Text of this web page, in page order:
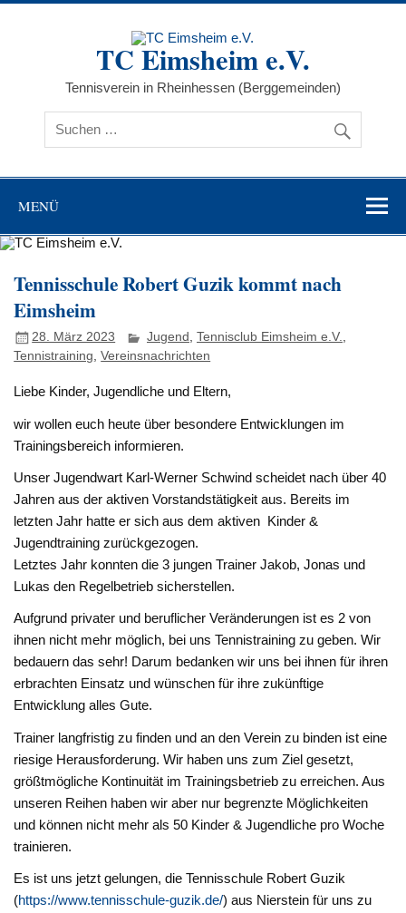
Zum
TC Eimsheim e.V.
Tennisverein in Rheinhessen (Berggemeinden)
MENÜ
Tennisschule Robert Guzik kommt nach
Eimsheim
28. März 2023 Jugend ,Tennisclub Eimsheim e.V.,
Tennistraining ,Vereinsnachrichten
Liebe Kinder, Jugendliche und Eltern,
wir wollen euch heute über besondere Entwicklungen im
Trainingsbereich informieren.
Unser Jugendwart Karl-Werner Schwind scheidet nach über 40
Jahren aus der aktiven Vorstandstätigkeit aus. Bereits im
letzten Jahr hatte er sich aus dem aktiven Kinder &
Jugendtraining zurückgezogen.
Letztes Jahr konnten die 3 jungen Trainer Jakob, Jonas und
Lukas den Regelbetrieb sicherstellen.
Aufgrund privater und beruflicher Veränderungen ist es 2 von
ihnen nicht mehr möglich, bei uns Tennistraining zu geben. Wir
bedauern das sehr! Darum bedanken wir uns bei ihnen für ihren
erbrachten Einsatz und wünschen für ihre zukünftige
Entwicklung alles Gute.
Trainer langfristig zu finden und an den Verein zu binden ist eine
riesige Herausforderung. Wir haben uns zum Ziel gesetzt,
größtmögliche Kontinuität im Trainingsbetrieb zu erreichen. Aus
unseren Reihen haben wir aber nur begrenzte Möglichkeiten
und können nicht mehr als 50 Kinder & Jugendliche pro Woche
trainieren.
Es ist uns jetzt gelungen, die Tennisschule Robert Guzik
(https://www.tennisschule-guzik.de/) aus Nierstein für uns zu